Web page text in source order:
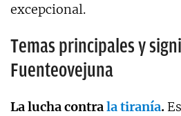
excepcional.
Temas principales y
Fuenteovejuna
La lucha contrala tiranía.